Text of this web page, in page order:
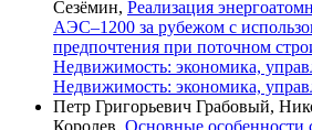
Сезёмин, Реализация
АЭС–1200 за рубежом с
предпочтения при поточном
Недвижимость: экономика,
Недвижимость: экономика,
Петр Григорьевич Грабовый,